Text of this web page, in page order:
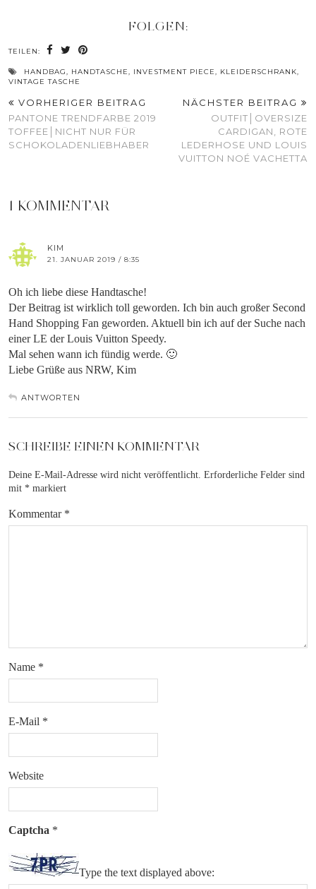
FOLGEN:
TEILEN:
HANDBAG HANDTASCHE INVESTMENT PIECE KLEIDERSCHRANK
VINTAGE TASCHE
VORHERIGER BEITRAG
PANTONE TRENDFARBE 2019
TOFFEE│NICHT NUR FÜR
SCHOKOLADENLIEBHABER
NÄCHSTER BEITRAG
OUTFIT│OVERSIZE
CARDIGAN, ROTE
LEDERHOSE UND LOUIS
VUITTON NOÉ VACHETTA
1 KOMMENTAR
KIM
21. JANUAR 2019 / 8:35
Oh ich liebe diese Handtasche!
Der Beitrag ist wirklich toll geworden. Ich bin auch großer Second
Hand Shopping Fan geworden. Aktuell bin ich auf der Suche nach
einer LE der Louis Vuitton Speedy.
Mal sehen wann ich fündig werde. 🙂
Liebe Grüße aus NRW, Kim
ANTWORTEN
SCHREIBE EINEN KOMMENTAR
Deine E-Mail-Adresse wird nicht veröffentlicht. Erforderliche Felder sind
mit * markiert
Kommentar *
Name *
E-Mail *
Website
Captcha *
Type the text displayed above: